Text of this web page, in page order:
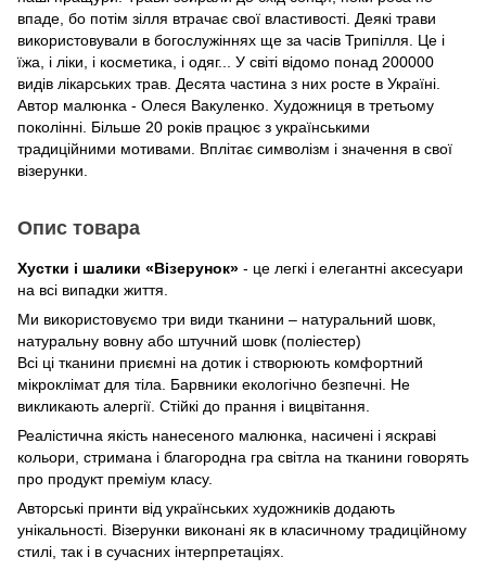
впаде, бо потім зілля втрачає свої властивості. Деякі трави
використовували в богослужіннях ще за часів Трипілля. Це і
їжа, і ліки, і косметика, і одяг... У світі відомо понад 200000
видів лікарських трав. Десята частина з них росте в Україні.
Автор малюнка - Олеся Вакуленко. Художниця в третьому
поколінні. Більше 20 років працює з українськими
традиційними мотивами. Вплітає символізм і значення в свої
візерунки.
Опис товара
Хустки і шалики «Візерунок» - це легкі і елегантні аксесуари
на всі випадки життя.
Ми використовуємо три види тканини – натуральний шовк,
натуральну вовну або штучний шовк (поліестер)
Всі ці тканини приємні на дотик і створюють комфортний
мікроклімат для тіла. Барвники екологічно безпечні. Не
викликають алергії. Стійкі до прання і вицвітання.
Реалістична якість нанесеного малюнка, насичені і яскраві
кольори, стримана і благородна гра світла на тканини говорять
про продукт преміум класу.
Авторські принти від українських художників додають
унікальності. Візерунки виконані як в класичному традиційному
стилі, так і в сучасних інтерпретаціях.